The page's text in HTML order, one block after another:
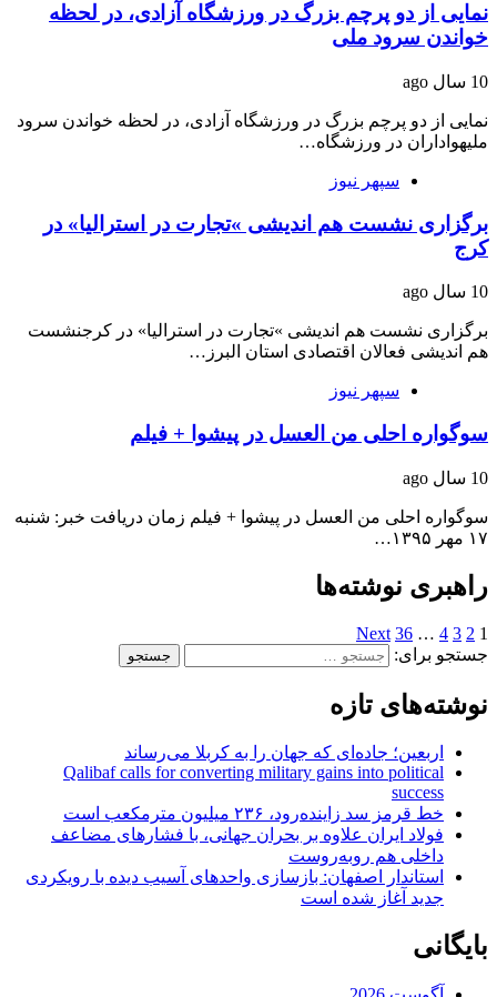
نمایی از دو پرچم بزرگ در ورزشگاه آزادی، در لحظه
خواندن سرود ملی
10 سال ago
نمایی از دو پرچم بزرگ در ورزشگاه آزادی، در لحظه خواندن سرود
ملیهواداران در ورزشگاه…
سپهر نیوز
برگزاری نشست هم اندیشی »تجارت در استرالیا» در
کرج
10 سال ago
برگزاری نشست هم اندیشی »تجارت در استرالیا» در کرجنشست
هم اندیشی فعالان اقتصادی استان البرز…
سپهر نیوز
سوگواره احلی من العسل در پیشوا + فیلم
10 سال ago
سوگواره احلی من العسل در پیشوا + فیلم زمان دریافت خبر: شنبه
۱۷ مهر ۱۳۹۵…
راهبری نوشته‌ها
1
2
3
4
…
36
Next
جستجو برای:
نوشته‌های تازه
اربعین؛ جاده‌ای که جهان را به کربلا می‌رساند
Qalibaf calls for converting military gains into political
success
خط قرمز سد زاینده‌رود، ۲۳۶ میلیون مترمکعب است
فولاد ایران علاوه بر بحران جهانی، با فشارهای مضاعف
داخلی هم روبه‌روست
استاندار اصفهان: بازسازی واحدهای آسیب دیده با رویکردی
جدید آغاز شده است
بایگانی